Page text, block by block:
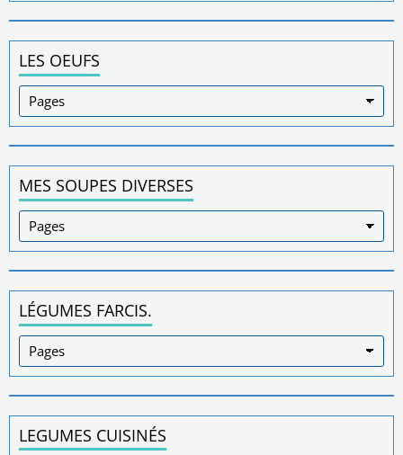
LES OEUFS
MES SOUPES DIVERSES
LÉGUMES FARCIS.
LEGUMES CUISINÉS